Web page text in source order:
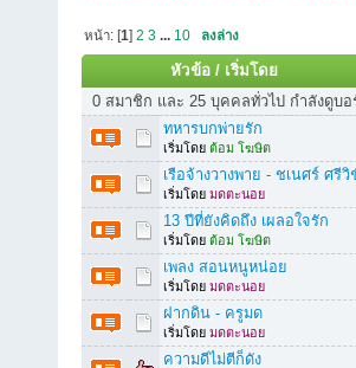
หน้า: [1]2 3 ... 10 ลงล่าง
หัวข้อ / เริ่มโดย
0 สมาชิก และ 25 บุคคลทั่วไป กำลังดูบ
ทหารบกพ่ายรัก
เริ่มโดย ต้อม โฆษิต
เรือจ้างวางพาย - ชเนศร์ ศรีวิ
เริ่มโดย มดตะนอย
13 ปีที่ยังคิดถึง เผลอใจรัก
เริ่มโดย ต้อม โฆษิต
เพลง สอนหนูหน่อย
เริ่มโดย มดตะนอย
ฝากดิน - ครูมด
เริ่มโดย มดตะนอย
ความดีไม่ตีก็ดัง